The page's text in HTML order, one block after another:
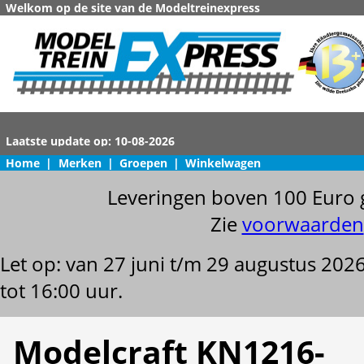
Welkom op de site van de Modeltreinexpress
Home | Merken | Groepen | Winkelwagen
Leveringen boven 100
Zievoorwaarden
Let op: van 27 juni t/m 29 augustus
tot 16:00 uur.
Modelcraft KN1216-